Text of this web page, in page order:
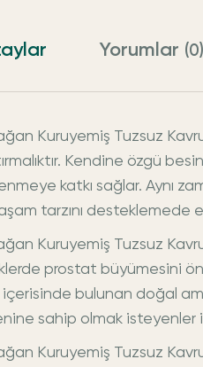
Yorumlar (0)
Kuruyemiş Tuzsuz
Kendine özgü
katkı sağlar. Aynı
tarzını desteklemede
Kuruyemiş Tuzsuz
prostat büyümesini
bulunan doğal
sahip olmak isteyenler
Kuruyemiş Tuzsuz